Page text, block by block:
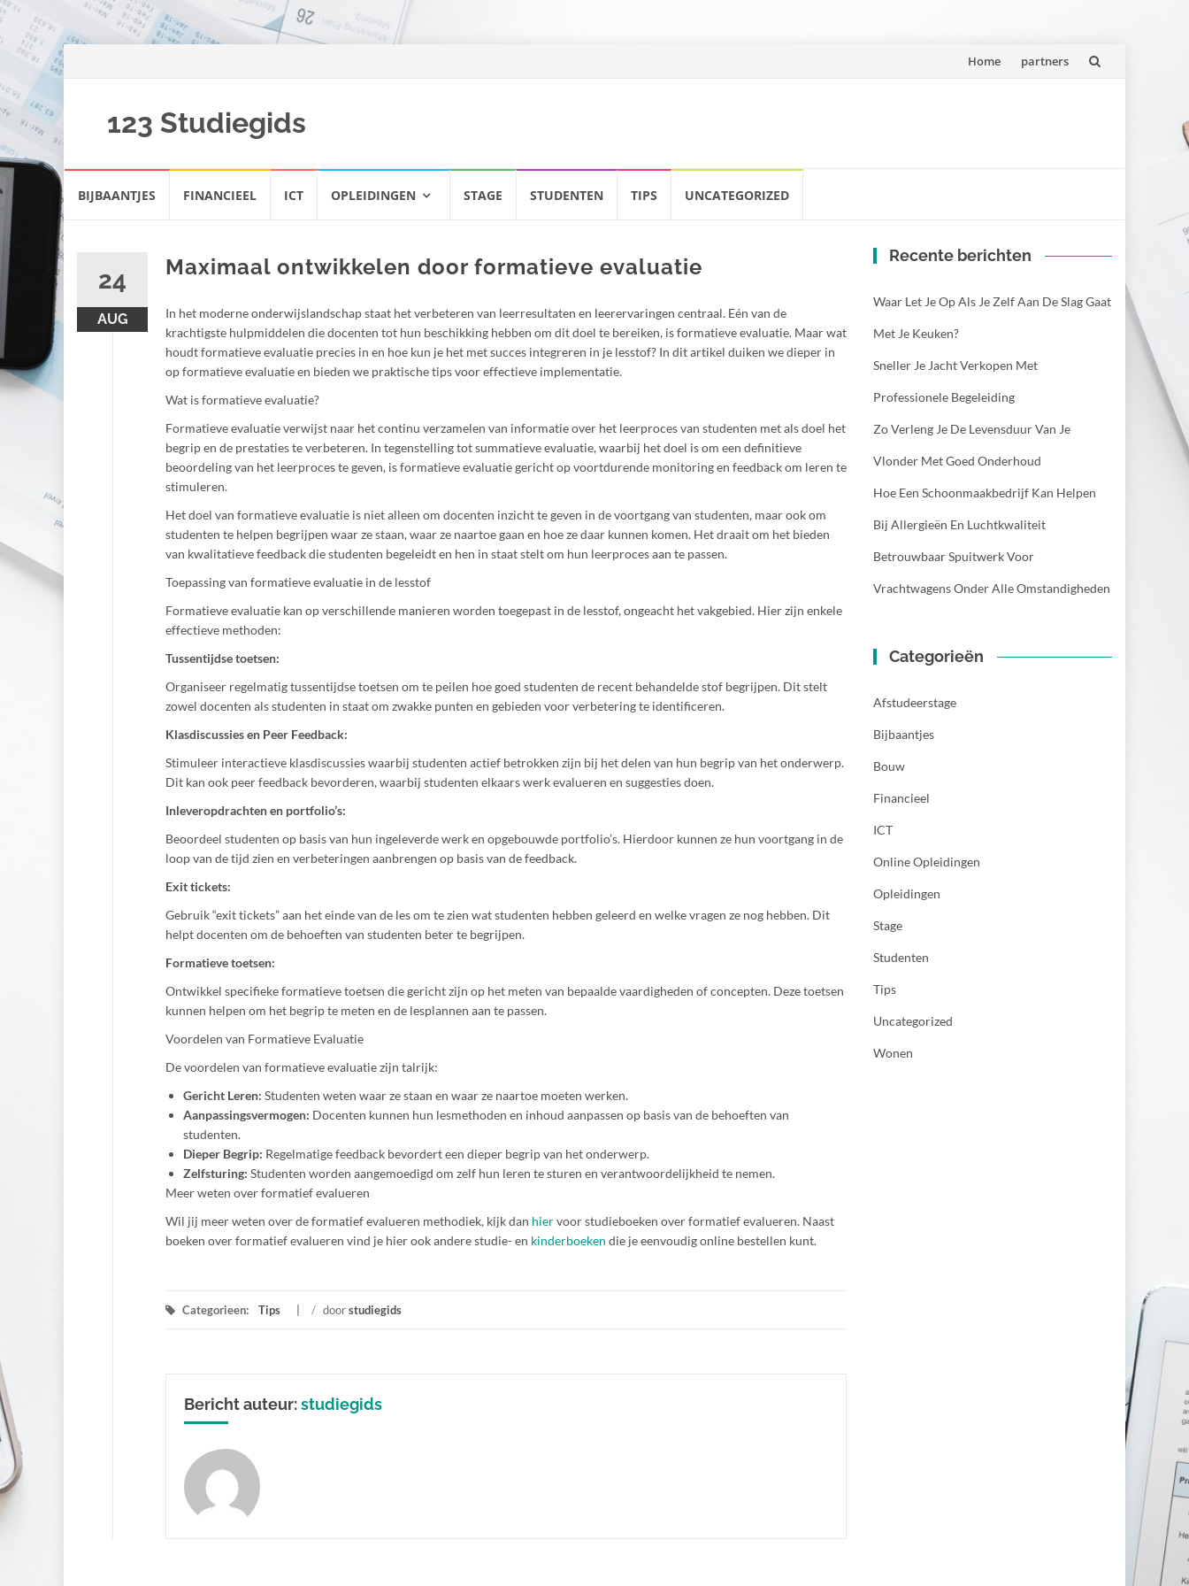
Spring
Home partners
123 Studiegids
naarBIJBAANTJES FINANCIEEL ICT OPLEIDINGEN STAGE STUDENTEN TIPS UNCATEGORIZED
24
AUG
Maximaal ontwikkelen door formatieve evaluatie
In het moderne onderwijslandschap staat het verbeteren van leerresultaten en leerervaringen centraal. Eén van de
krachtigste hulpmiddelen die docenten tot hun beschikking hebben om dit doel te bereiken, is formatieve evaluatie. Maar wat
houdt formatieve evaluatie precies in en hoe kun je het met succes integreren in je lesstof? In dit artikel duiken we dieper in
op formatieve evaluatie en bieden we praktische tips voor effectieve implementatie.
Wat is formatieve evaluatie?
Formatieve evaluatie verwijst naar het continu verzamelen van informatie over het leerproces van studenten met als doel het
begrip en de prestaties te verbeteren. In tegenstelling tot summatieve evaluatie, waarbij het doel is om een definitieve
beoordeling van het leerproces te geven, is formatieve evaluatie gericht op voortdurende monitoring en feedback om leren te
stimuleren.
Het doel van formatieve evaluatie is niet alleen om docenten inzicht te geven in de voortgang van studenten, maar ook om
studenten te helpen begrijpen waar ze staan, waar ze naartoe gaan en hoe ze daar kunnen komen. Het draait om het bieden
van kwalitatieve feedback die studenten begeleidt en hen in staat stelt om hun leerproces aan te passen.
Toepassing van formatieve evaluatie in de lesstof
Formatieve evaluatie kan op verschillende manieren worden toegepast in de lesstof, ongeacht het vakgebied. Hier zijn enkele
effectieve methoden:
Tussentijdse toetsen:
Organiseer regelmatig tussentijdse toetsen om te peilen hoe goed studenten de recent behandelde stof begrijpen. Dit stelt
zowel docenten als studenten in staat om zwakke punten en gebieden voor verbetering te identificeren.
Klasdiscussies en Peer Feedback:
Stimuleer interactieve klasdiscussies waarbij studenten actief betrokken zijn bij het delen van hun begrip van het onderwerp.
Dit kan ook peer feedback bevorderen, waarbij studenten elkaars werk evalueren en suggesties doen.
Inleveropdrachten en portfolio’s:
Beoordeel studenten op basis van hun ingeleverde werk en opgebouwde portfolio’s. Hierdoor kunnen ze hun voortgang in de
loop van de tijd zien en verbeteringen aanbrengen op basis van de feedback.
Exit tickets:
Gebruik “exit tickets” aan het einde van de les om te zien wat studenten hebben geleerd en welke vragen ze nog hebben. Dit
helpt docenten om de behoeften van studenten beter te begrijpen.
Formatieve toetsen:
Ontwikkel specifieke formatieve toetsen die gericht zijn op het meten van bepaalde vaardigheden of concepten. Deze toetsen
kunnen helpen om het begrip te meten en de lesplannen aan te passen.
Voordelen van Formatieve Evaluatie
De voordelen van formatieve evaluatie zijn talrijk:
Gericht Leren: Studenten weten waar ze staan en waar ze naartoe moeten werken.
Aanpassingsvermogen: Docenten kunnen hun lesmethoden en inhoud aanpassen op basis van de behoeften van
studenten.
Dieper Begrip: Regelmatige feedback bevordert een dieper begrip van het onderwerp.
Zelfsturing: Studenten worden aangemoedigd om zelf hun leren te sturen en verantwoordelijkheid te nemen.
Meer weten over formatief evalueren
Wil jij meer weten over de formatief evalueren methodiek, kijk dan hiervoor studieboeken over formatief evalueren. Naast
boeken over formatief evalueren vind je hier ook andere studie- en kinderboeken die je eenvoudig online bestellen kunt.
Categorieen: Tips / doorstudiegids
Bericht auteur:studiegids
Recente berichten
Waar Let Je Op Als Je Zelf Aan De Slag Gaat
Met Je Keuken?
Sneller Je Jacht Verkopen Met
Professionele Begeleiding
Zo Verleng Je De Levensduur Van Je
Vlonder Met Goed Onderhoud
Hoe Een Schoonmaakbedrijf Kan Helpen
Bij Allergieën En Luchtkwaliteit
Betrouwbaar Spuitwerk Voor
Vrachtwagens Onder Alle Omstandigheden
Categorieën
Afstudeerstage
Bijbaantjes
Bouw
Financieel
ICT
Online Opleidingen
Opleidingen
Stage
Studenten
Tips
Uncategorized
Wonen